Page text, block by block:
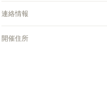
連絡情報
開催住所